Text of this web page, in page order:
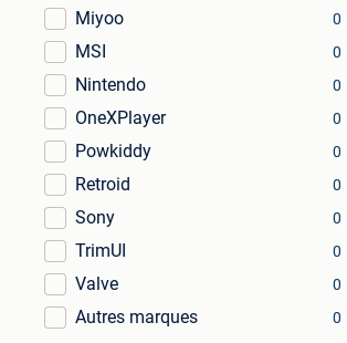
Miyoo 0
MSI 0
Nintendo 0
OneXPlayer 0
Powkiddy 0
Retroid 0
Sony 0
TrimUI 0
Valve 0
Autres marques 0